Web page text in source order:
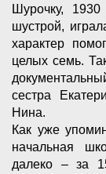
Шурочку,
шустрой,
характер
целых семь.
сестра
Нина.
Как уже
начальная
далеко – за